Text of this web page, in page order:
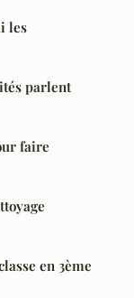
les
parlent
faire
en 3ème